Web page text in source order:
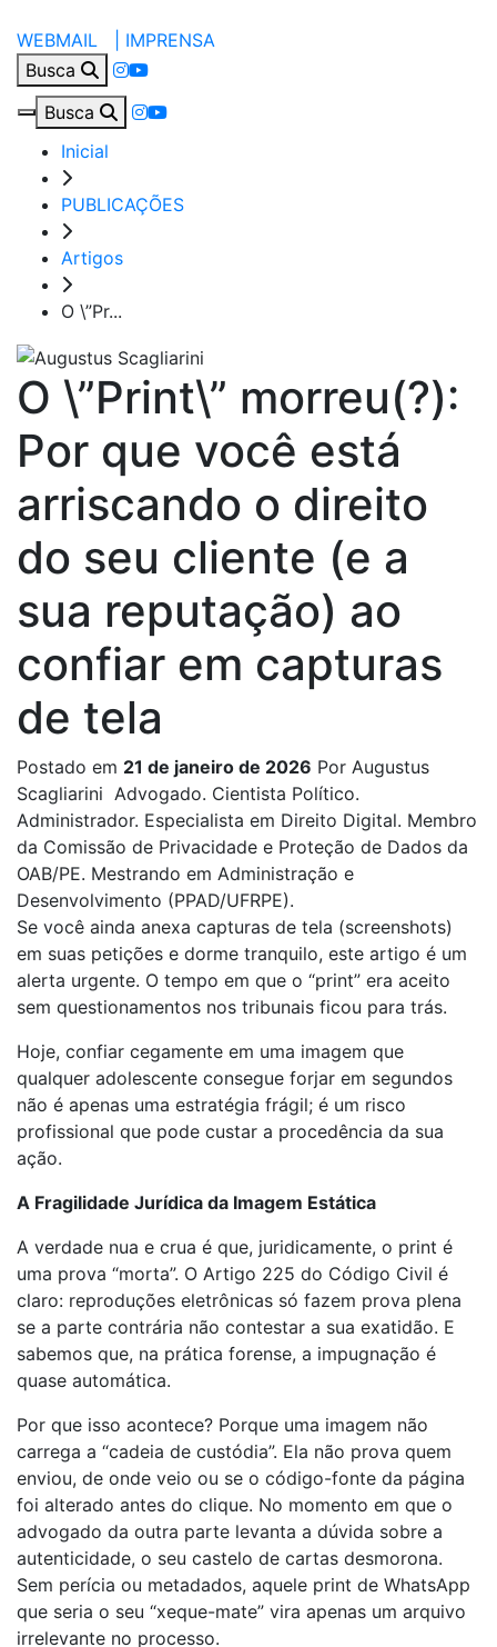
WEBMAIL |
IMPRENSA
Busca
Busca
Inicial
PUBLICAÇÕES
Artigos
O \”Pr...
O \”Print\” morreu(?):
Por que você está
arriscando o direito
do seu cliente (e a
sua reputação) ao
confiar em capturas
de tela
Postado em 21 de janeiro de 2026 Por Augustus
Scagliarini Advogado. Cientista Político.
Administrador. Especialista em Direito Digital. Membro
da Comissão de Privacidade e Proteção de Dados da
OAB/PE. Mestrando em Administração e
Desenvolvimento (PPAD/UFRPE).
Se você ainda anexa capturas de tela (screenshots)
em suas petições e dorme tranquilo, este artigo é um
alerta urgente. O tempo em que o “print” era aceito
sem questionamentos nos tribunais ficou para trás.
Hoje, confiar cegamente em uma imagem que
qualquer adolescente consegue forjar em segundos
não é apenas uma estratégia frágil; é um risco
profissional que pode custar a procedência da sua
ação.
A Fragilidade Jurídica da Imagem Estática
A verdade nua e crua é que, juridicamente, o print é
uma prova “morta”. O Artigo 225 do Código Civil é
claro: reproduções eletrônicas só fazem prova plena
se a parte contrária não contestar a sua exatidão. E
sabemos que, na prática forense, a impugnação é
quase automática.
Por que isso acontece? Porque uma imagem não
carrega a “cadeia de custódia”. Ela não prova quem
enviou, de onde veio ou se o código-fonte da página
foi alterado antes do clique. No momento em que o
advogado da outra parte levanta a dúvida sobre a
autenticidade, o seu castelo de cartas desmorona.
Sem perícia ou metadados, aquele print de WhatsApp
que seria o seu “xeque-mate” vira apenas um arquivo
irrelevante no processo.